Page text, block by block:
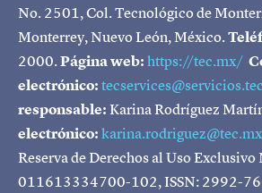
No. 2501, Col. Tecnológico de
Monterrey, Nuevo León, México.
2000.Página web:https://tec.mx/
electrónico:
responsable:Karina Rodríguez
electrónico:karina.rodriguez@tec.mx
Reserva de Derechos al Uso
011613334700-102, ISSN: 2992-